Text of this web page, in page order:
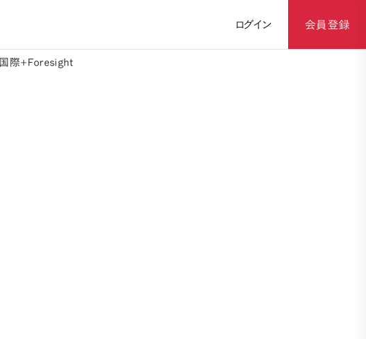
ログイン 会員登録
国際+Foresight